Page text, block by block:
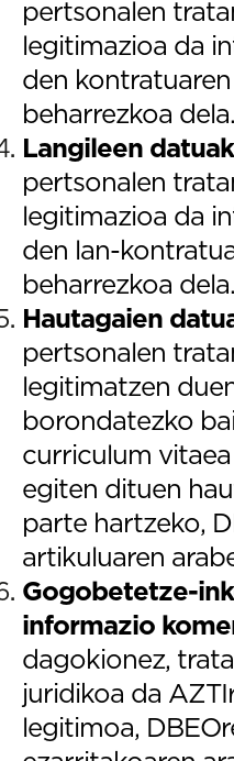
pertsonalen
legitimazioa da
den
beharrezkoa dela.
Langileen
pertsonalen
legitimazioa da
den lan-
beharrezkoa dela.
Hautagaien
pertsonalen
legitimatzen
borondatezko
curriculum
egiten dituen
parte hartzeko,
artikuluaren
Gogobetetze-
informazio
dagokionez,
juridikoa da
legitimoa,